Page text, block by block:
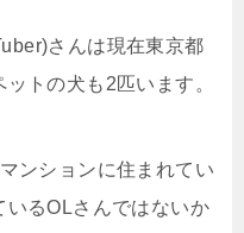
さんは現在東京都
トの犬も2匹います。
ンションに住まれてい
いるOLさんではないか